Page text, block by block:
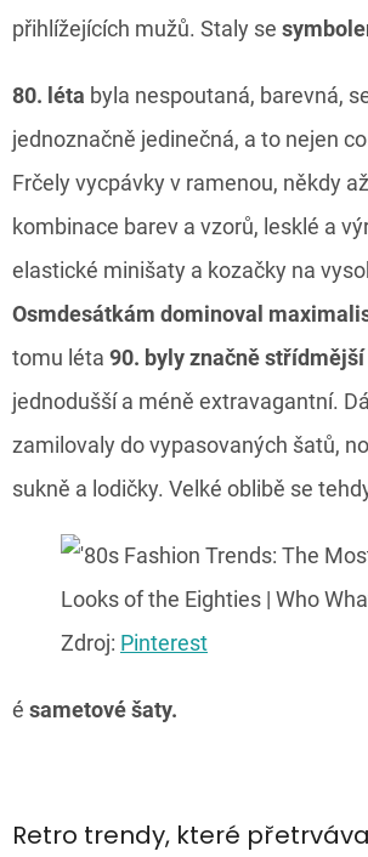
přihlížejících mužů. Staly se
80. léta byla nespoutaná, barevná,
jednoznačně jedinečná, a to nejen
Frčely vycpávky v ramenou, někdy až
kombinace barev a vzorů, lesklé a
elastické minišaty a kozačky na
Osmdesátkám dominoval
tomu léta 90. byly značně střídmější
jednodušší a méně extravagantní.
zamilovaly do vypasovaných šatů,
sukně a lodičky. Velké oblibě se
Zdroj: Pinterest
é sametové šaty.
Retro trendy, které